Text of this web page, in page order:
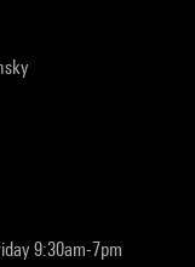
9:30am-7pm